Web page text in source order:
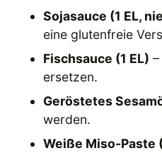
Sojasauce (1 EL,
eine glutenfreie
Fischsauce (1 EL)
ersetzen.
Geröstetes
werden.
Weiße Miso-Paste